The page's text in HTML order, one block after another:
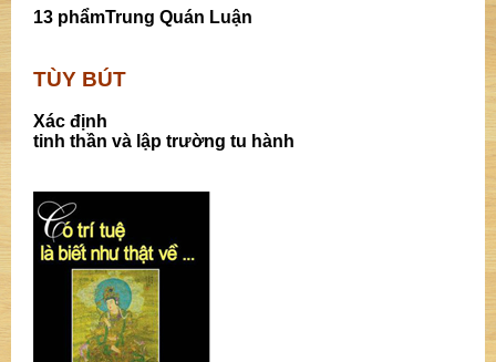
13 phẩmTrung Quán Luận
TÙY BÚT
Xác định
tinh thần và lập trường tu hành